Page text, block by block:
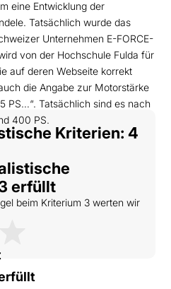
eine Entwicklung der
Tatsächlich wurde das
Unternehmen E-FORCE-
von der Hochschule Fulda für
auf deren Webseite korrekt
die Angabe zur Motorstärke
PS…“. Tatsächlich sind es nach
400 PS.
Kriterien: 4
erfüllt
beim Kriterium 3 werten wir